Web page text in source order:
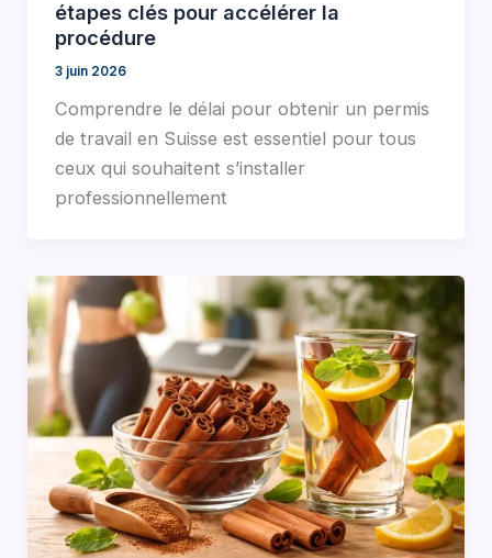
étapes clés pour accélérer la
procédure
3 juin 2026
Comprendre le délai pour obtenir un permis
de travail en Suisse est essentiel pour tous
ceux qui souhaitent s’installer
professionnellement